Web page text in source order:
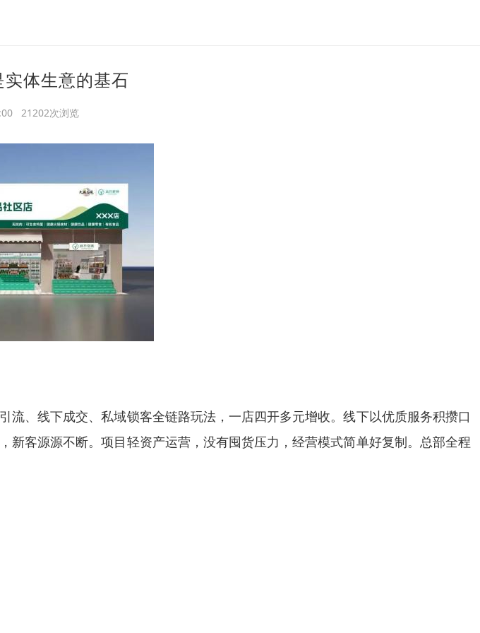
体生意的基石
21202次浏览
、线下成交、私域锁客全链路玩法，一店四开多元增收。线下以优质服务积攒口
客源源不断。项目轻资产运营，没有囤货压力，经营模式简单好复制。总部全程